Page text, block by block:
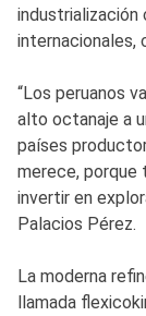
industrialización
internacionales,
“Los peruanos
alto octanaje a
países
merece, porque
invertir en
Palacios Pérez.
La moderna
llamada